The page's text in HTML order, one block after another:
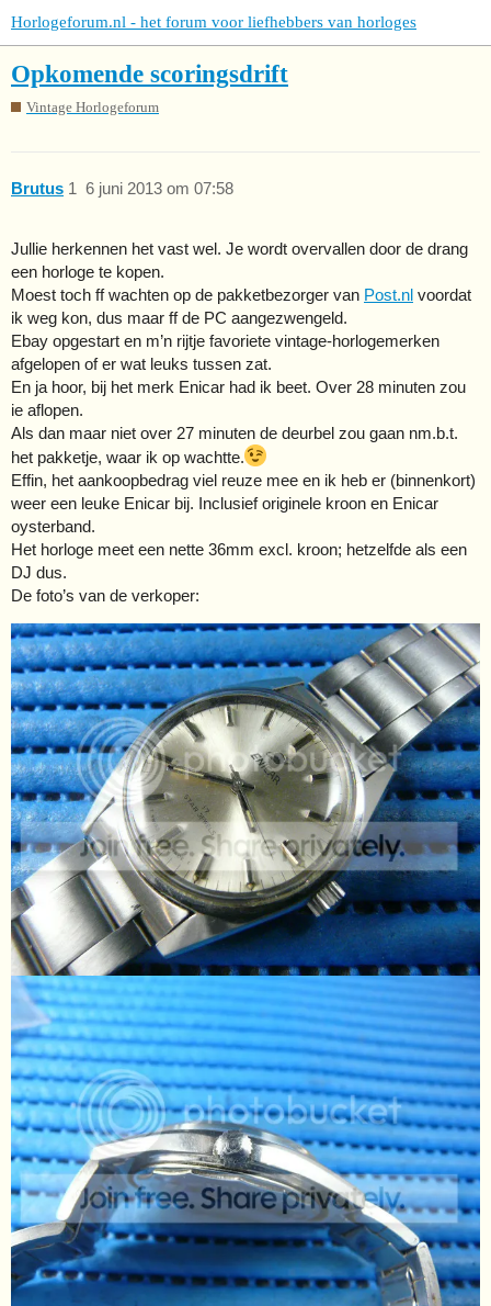
Horlogeforum.nl - het forum voor liefhebbers van horloges
Opkomende scoringsdrift
Vintage Horlogeforum
Brutus 6 juni 2013 om 07:58
1
Jullie herkennen het vast wel. Je wordt overvallen door de drang
een horloge te kopen.
Moest toch ff wachten op de pakketbezorger van Post.nl voordat
ik weg kon, dus maar ff de PC aangezwengeld.
Ebay opgestart en m’n rijtje favoriete vintage-horlogemerken
afgelopen of er wat leuks tussen zat.
En ja hoor, bij het merk Enicar had ik beet. Over 28 minuten zou
ie aflopen.
Als dan maar niet over 27 minuten de deurbel zou gaan nm.b.t.
het pakketje, waar ik op wachtte.
Effin, het aankoopbedrag viel reuze mee en ik heb er (binnenkort)
weer een leuke Enicar bij. Inclusief originele kroon en Enicar
oysterband.
Het horloge meet een nette 36mm excl. kroon; hetzelfde als een
DJ dus.
De foto’s van de verkoper: